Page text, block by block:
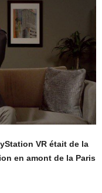
VR était de la
en amont de la Paris